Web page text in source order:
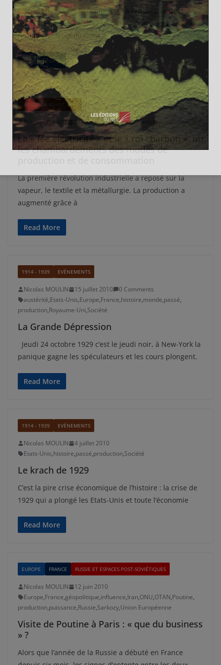
BP n’est pas la seule compagnie à rencontrer des
difficultés de sécurité avec les hydrocarbures. La China
National Petroleum Corp
Read More
LE MONDE AVANT 1914
Romain ZOUHRI 23 juillet 2010 0 Comments production
La « fée électricité » et le « roi charbon », ou
les chambardements des modes de
La première révolution industrielle a reposé sur la
vapeur, le textile et la métallurgie. La production a
augmenté grâce à
Read More
1914 - 1939 EVÉNEMENTS
Nicolas MOULIN 15 juillet 2010
0 Comments
austérité,Etats-Unis,Europe,France,histoire,monde,passé,
production,Royaume-Uni,Société
La Grande Dépression
Jeudi 24 octobre 1929 c’est le jeudi noir, à New-York la
panique gagne les spéculateurs et les cours plongent.
Read More
1914 - 1939 EVÉNEMENTS
Nicolas MOULIN
4 juillet 2010
Etats-Unis,histoire,passé,production,Société
Le krach de 1929
C’est la pire crise économique de l’histoire : la crise de
1929 qui a plongé les Etats-Unis et toute l’économie
Read More
EUROPE FRANCE RUSSIE ET ESPACES POST-SOVIÉTIQUES
Nicolas MOULIN
12 juin 2010
Europe,France,géopolitique,influence,Iran,ONU,OTAN,Poutine,
production,puissance,Russie,Sarkozy,Union Européenne
Visite de Poutine à Paris : « que du business
» ?
Alors que l’année de la Russie a débuté en France